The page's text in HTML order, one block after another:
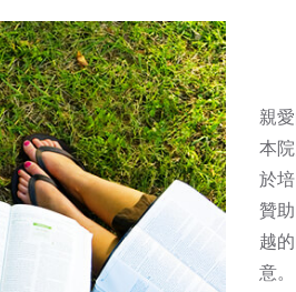
親
本
於
贊
越
意。